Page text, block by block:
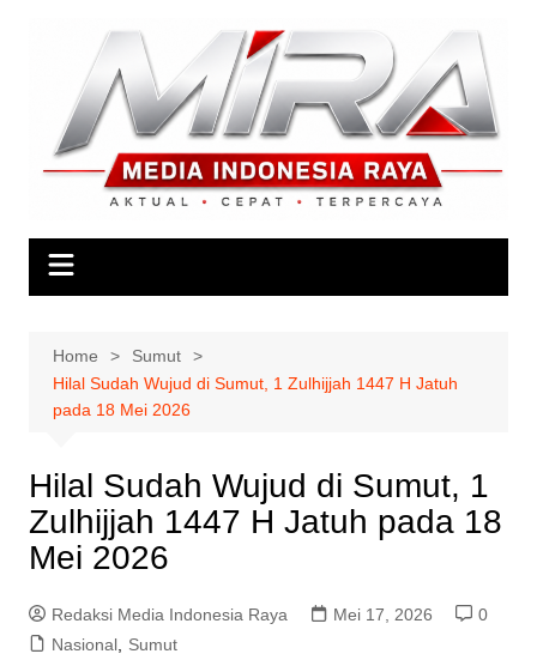
Home
Sumut
Hilal Sudah Wujud di Sumut, 1 Zulhijjah 1447 H Jatuh
pada 18 Mei 2026
Hilal Sudah Wujud di Sumut, 1
Zulhijjah 1447 H Jatuh pada 18
Mei 2026
Redaksi Media Indonesia Raya Mei 17, 2026
0
Nasional, Sumut